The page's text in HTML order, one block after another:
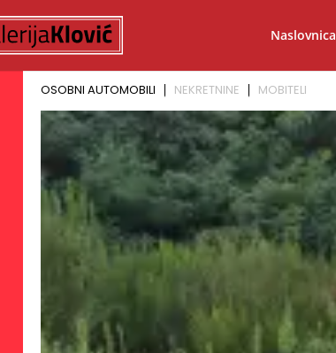
Naslovnica